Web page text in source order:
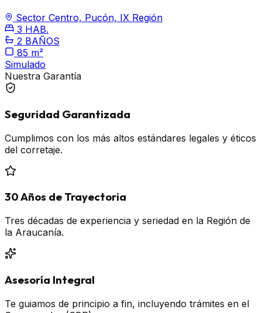
Sector Centro, Pucón, IX Región
3 HAB.
2 BAÑOS
85 m²
Simulado
Nuestra Garantía
Seguridad Garantizada
Cumplimos con los más altos estándares legales y éticos
del corretaje.
30 Años de Trayectoria
Tres décadas de experiencia y seriedad en la Región de
la Araucanía.
Asesoría Integral
Te guiamos de principio a fin, incluyendo trámites en el